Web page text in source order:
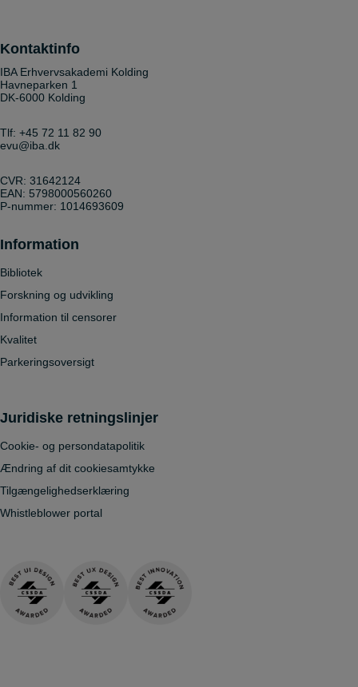
Kontaktinfo
IBA Erhvervsakademi Kolding
Havneparken 1
DK-6000 Kolding
Tlf: +45 72 11 82 90
evu@iba.dk
CVR: 31642124
EAN: 5798000560260
P-nummer: 1014693609
Information
Bibliotek
Forskning og udvikling
Information til censorer
Kvalitet
Parkeringsoversigt
Juridiske retningslinjer
Cookie- og persondatapolitik
Ændring af dit cookiesamtykke
Tilgængelighedserklæring
Whistleblower portal